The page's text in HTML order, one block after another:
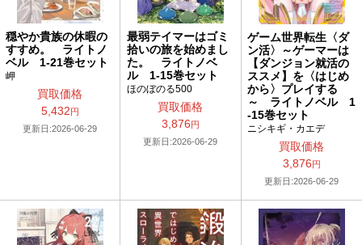
穏やか貴族の休暇の
すすめ。 ライトノ
ベル 1-21巻セット
岬
買取価格
5,432円
更新日:2026-06-29
最弱テイマーはゴミ
拾いの旅を始めまし
た。 ライトノベ
ル 1-15巻セット
ほのぼのる500
買取価格
3,876円
更新日:2026-06-29
ゲーム世界転生〈ダ
ン活〉～ゲーマーは
【ダンジョン就活の
ススメ】を〈はじめ
から〉プレイする
～ ライトノベル 1
-15巻セット
ニシキギ・カエデ
買取価格
3,876円
更新日:2026-06-29